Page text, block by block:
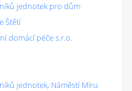
jednotek pro dům
Štětí
domácí péče s.r.o.
jednotek, Náměstí Míru